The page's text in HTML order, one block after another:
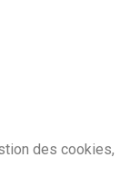
des cookies,